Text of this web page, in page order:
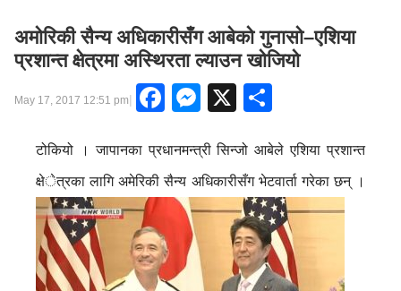
अमोरिकी सैन्य अधिकारीसँग आबेको गुनासो–एशिया
प्रशान्त क्षेत्रमा अस्थिरता ल्याउन खोजियो
May 17, 2017 12:51 pm| Facebook
Messenger
X
टोकियो । जापानका प्रधानमन्त्री सिन्जो आबेले एशिया प्रशान्त
क्षेत्रका लागि अमेरिकी सैन्य अधिकारीसँग भेटवार्ता गरेका छन् ।